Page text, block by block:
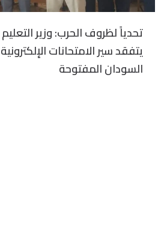
تحدياً لظروف الحرب: وزير
يتفقد سير الامتحانات
السودان المفتوحة